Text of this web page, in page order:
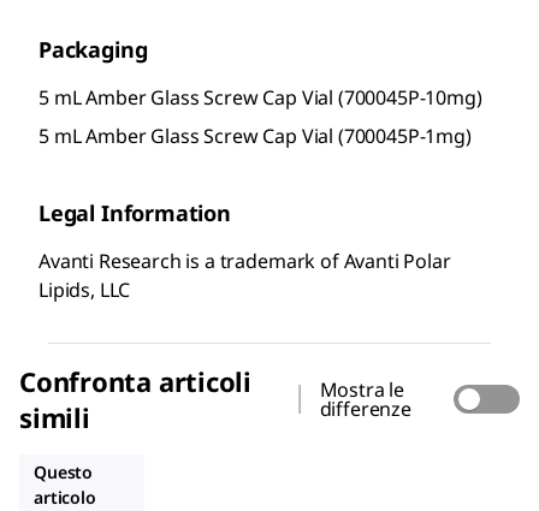
Packaging
5 mL Amber Glass Screw Cap Vial (700045P-10mg)
5 mL Amber Glass Screw Cap Vial (700045P-1mg)
Legal Information
Avanti Research is a trademark of Avanti Polar
Lipids, LLC
Confronta articoli
simili
Mostra le
differenze
Questo
articolo